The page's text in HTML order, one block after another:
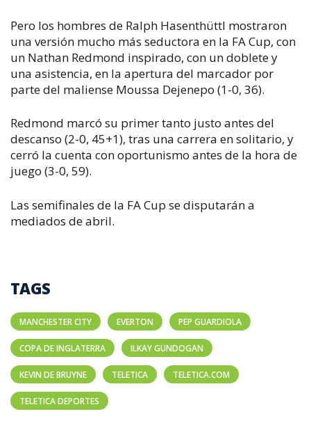
Pero los hombres de Ralph Hasenthüttl mostraron
una versión mucho más seductora en la FA Cup, con
un Nathan Redmond inspirado, con un doblete y
una asistencia, en la apertura del marcador por
parte del maliense Moussa Dejenepo (1-0, 36).
Redmond marcó su primer tanto justo antes del
descanso (2-0, 45+1), tras una carrera en solitario, y
cerró la cuenta con oportunismo antes de la hora de
juego (3-0, 59).
Las semifinales de la FA Cup se disputarán a
mediados de abril.
TAGS
MANCHESTER CITY EVERTON PEP GUARDIOLA
COPA DE INGLATERRA ILKAY GUNDOGAN
KEVIN DE BRUYNE TELETICA TELETICA.COM
TELETICA DEPORTES